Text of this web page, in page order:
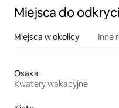
Miejsca do
Miejsca w okolicy Inne
Osaka
Kwatery wakacyjne